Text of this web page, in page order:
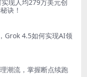
现人均279万美元创
诀！
Grok 4.5如何实现AI领
潮流，掌握断点续跑